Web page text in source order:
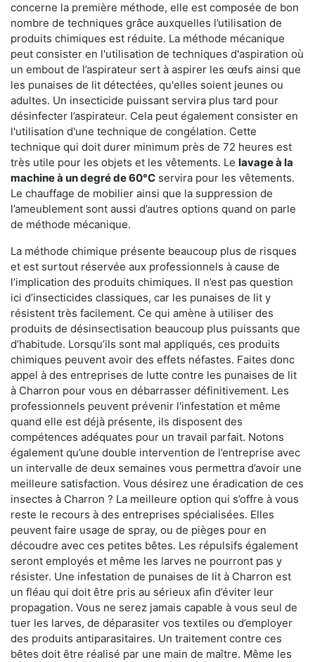
concerne la première méthode, elle est composée de bon
nombre de techniques grâce auxquelles l’utilisation de
produits chimiques est réduite. La méthode mécanique
peut consister en l'utilisation de techniques d'aspiration où
un embout de l’aspirateur sert à aspirer les œufs ainsi que
les punaises de lit détectées, qu'elles soient jeunes ou
adultes. Un insecticide puissant servira plus tard pour
désinfecter l’aspirateur. Cela peut également consister en
l'utilisation d'une technique de congélation. Cette
technique qui doit durer minimum près de 72 heures est
très utile pour les objets et les vêtements. Le lavage à la
machine à un degré de 60°C servira pour les vêtements.
Le chauffage de mobilier ainsi que la suppression de
l’ameublement sont aussi d’autres options quand on parle
de méthode mécanique.
La méthode chimique présente beaucoup plus de risques
et est surtout réservée aux professionnels à cause de
l’implication des produits chimiques. Il n’est pas question
ici d’insecticides classiques, car les punaises de lit y
résistent très facilement. Ce qui amène à utiliser des
produits de désinsectisation beaucoup plus puissants que
d’habitude. Lorsqu’ils sont mal appliqués, ces produits
chimiques peuvent avoir des effets néfastes. Faites donc
appel à des entreprises de lutte contre les punaises de lit
à Charron pour vous en débarrasser définitivement. Les
professionnels peuvent prévenir l'infestation et même
quand elle est déjà présente, ils disposent des
compétences adéquates pour un travail parfait. Notons
également qu’une double intervention de l’entreprise avec
un intervalle de deux semaines vous permettra d’avoir une
meilleure satisfaction. Vous désirez une éradication de ces
insectes à Charron ? La meilleure option qui s’offre à vous
reste le recours à des entreprises spécialisées. Elles
peuvent faire usage de spray, ou de pièges pour en
découdre avec ces petites bêtes. Les répulsifs également
seront employés et même les larves ne pourront pas y
résister. Une infestation de punaises de lit à Charron est
un fléau qui doit être pris au sérieux afin d’éviter leur
propagation. Vous ne serez jamais capable à vous seul de
tuer les larves, de déparasiter vos textiles ou d’employer
des produits antiparasitaires. Un traitement contre ces
bêtes doit être réalisé par une main de maître. Même les